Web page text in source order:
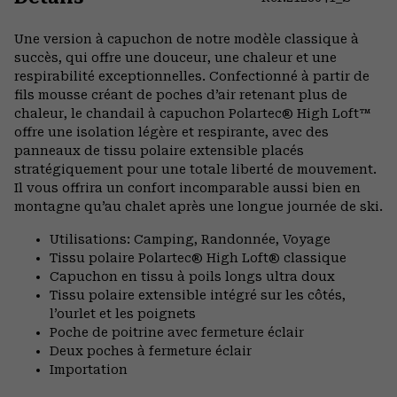
Une version à capuchon de notre modèle classique à
succès, qui offre une douceur, une chaleur et une
respirabilité exceptionnelles. Confectionné à partir de
fils mousse créant de poches d’air retenant plus de
chaleur, le chandail à capuchon Polartec® High Loft™
offre une isolation légère et respirante, avec des
panneaux de tissu polaire extensible placés
stratégiquement pour une totale liberté de mouvement.
Il vous offrira un confort incomparable aussi bien en
montagne qu’au chalet après une longue journée de ski.
Utilisations: Camping, Randonnée, Voyage
Tissu polaire Polartec® High Loft® classique
Capuchon en tissu à poils longs ultra doux
Tissu polaire extensible intégré sur les côtés,
l’ourlet et les poignets
Poche de poitrine avec fermeture éclair
Deux poches à fermeture éclair
Importation